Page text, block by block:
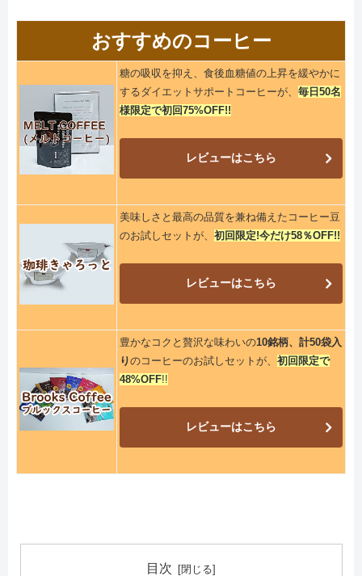
おすすめのコーヒー
糖の吸収を抑え、食後血糖値の上昇を緩やかに
するダイエットサポートコーヒーが、 毎日50名
様限定で初回75%OFF!!
レビューはこちら
美味しさと最高の品質を兼ね備えたコーヒー豆
のお試しセットが、 初回限定!今だけ58％OFF!!
レビューはこちら
豊かなコクと贅沢な味わいの10銘柄、計50袋入
りのコーヒーのお試しセットが、 初回限定で
48%OFF!!
レビューはこちら
目次